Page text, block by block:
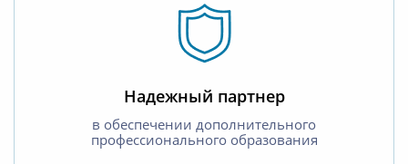
Надежный партнер
в обеспечении дополнительного
профессионального образования